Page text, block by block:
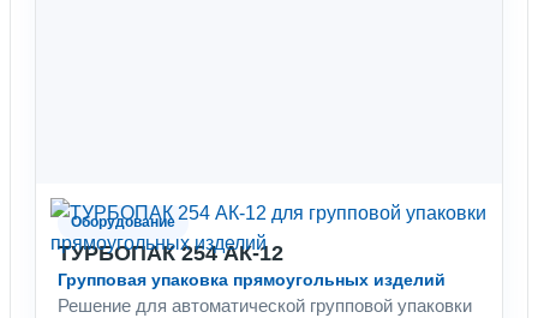
Оборудование
ТУРБОПАК 254 АК-12
Групповая упаковка прямоугольных изделий
Решение для автоматической групповой упаковки